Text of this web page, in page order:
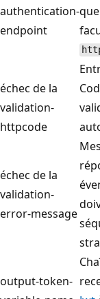
authentication-
endpoint
échec de la
validation-
httpcode
échec de la
validation-
error-message
output-token-